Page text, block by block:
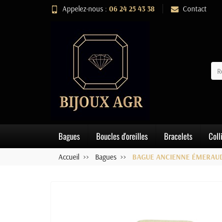
Appelez-nous : 06 24 25 43 38 Contact
Bagues Boucles d'oreilles Bracelets
Accueil Bagues BAGUE ANCIENNE